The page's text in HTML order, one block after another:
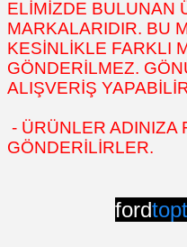
ELİMİZDE BULUNAN
MARKALARIDIR. BU
KESİNLİKLE FARKLI
GÖNDERİLMEZ.
ALIŞVERİŞ
- ÜRÜNLER ADINIZA
GÖNDERİLİRLER.
ford